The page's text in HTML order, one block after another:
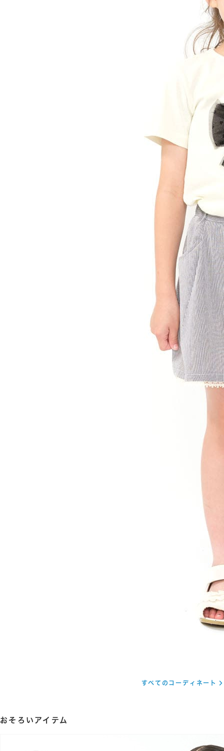
すべてのコーディネート
おそろいアイテム